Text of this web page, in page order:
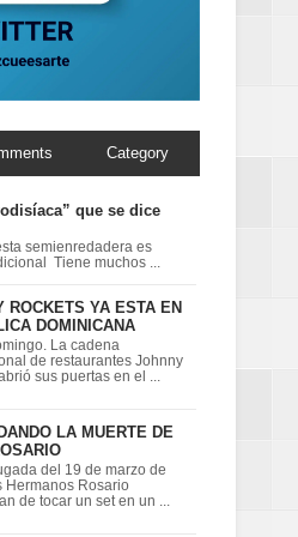
Category
que se dice
semienredadera es
Tiene muchos ...
ROCKETS YA ESTA EN
DOMINICANA
La cadena
de restaurantes Johnny
sus puertas en el ...
LA MUERTE DE
del 19 de marzo de
Hermanos Rosario
de tocar un set en un ...